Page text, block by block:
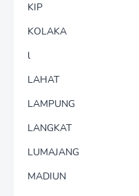
KIP
KOLAKA
l
LAHAT
LAMPUNG
LANGKAT
LUMAJANG
MADIUN